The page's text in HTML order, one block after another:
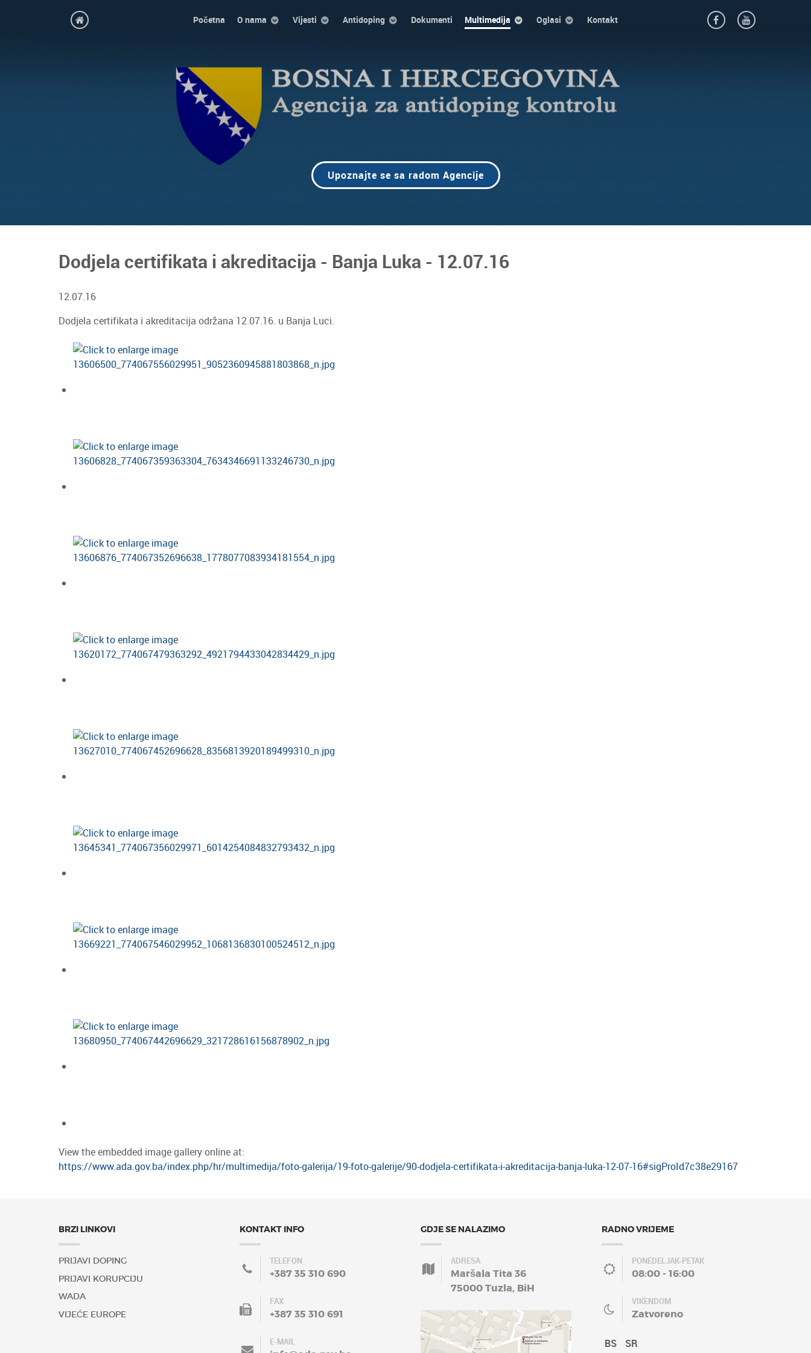
Početna O nama Vijesti Antidoping Dokumenti Multimedija Oglasi Kontakt
Upoznajte se sa radom Agencije
Dodjela certifikata i akreditacija - Banja Luka - 12.07.16
12.07.16
Dodjela certifikata i akreditacija održana 12.07.16. u Banja Luci.
View the embedded image gallery online at:
https://www.ada.gov.ba/index.php/hr/multimedija/foto-galerija/19-foto-galerije/90-dodjela-certifikata-i-akreditacija-banja-luka-12-07-16#sigProId7c38e29167
BRZI LINKOVI
PRIJAVI DOPING
PRIJAVI KORUPCIJU
WADA
VIJEĆE EUROPE
KONTAKT INFO
TELEFON
+387 35 310 690
FAX
+387 35 310 691
E-MAIL
GDJE SE NALAZIMO
ADRESA
Maršala Tita 36
75000 Tuzla, BiH
RADNO VRIJEME
PONEDELJAK-PETAK
08:00 - 16:00
VIKENDOM
Zatvoreno
BS SR